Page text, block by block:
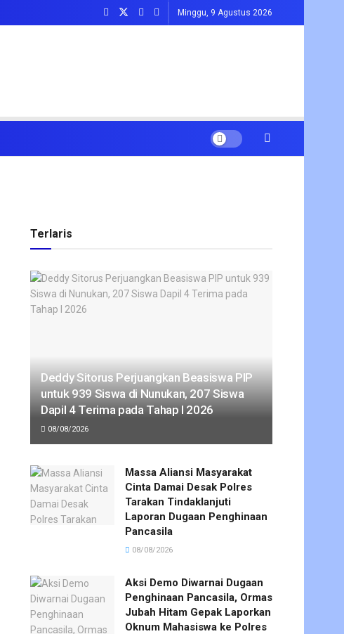
Minggu, 9 Agustus 2026
Terlaris
Deddy Sitorus Perjuangkan Beasiswa PIP
untuk 939 Siswa di Nunukan, 207 Siswa
Dapil 4 Terima pada Tahap I 2026
08/08/2026
Massa Aliansi Masyarakat
Cinta Damai Desak Polres
Tarakan Tindaklanjuti
Laporan Dugaan Penghinaan
Pancasila
08/08/2026
Aksi Demo Diwarnai Dugaan
Penghinaan Pancasila, Ormas
Jubah Hitam Gepak Laporkan
Oknum Mahasiswa ke Polres